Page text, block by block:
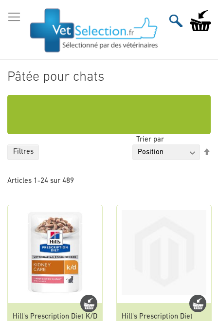
au
contenu
Mon
Pâtée pour chats
Articles 1 -24 sur 489
Trier par
Hill's Prescription Diet K/D
Hill's Prescription Diet
Filtres